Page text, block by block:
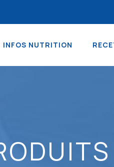
INFOS NUTRITION